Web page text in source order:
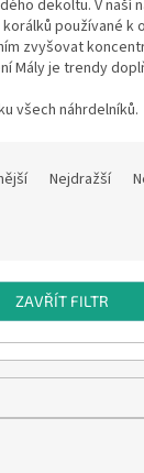
dekoltu. V naší
používané k
zvyšovat
Mály je trendy
všech náhrdelníků.
Nejdražší
ZAVŘÍT FILTR